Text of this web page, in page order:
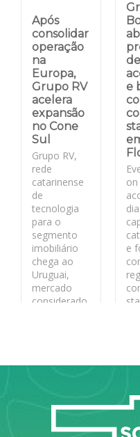
Após
consolidar
operação
na
Europa,
Grupo RV
acelera
expansão
no Cone
Sul
Grupo RV,
rede
catarinense
de
tecnologia
para o
segmento
imobiliário
chega ao
Uruguai,
mercado
considerado
de
e
e